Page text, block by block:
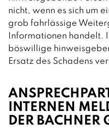
nicht, wenn es sich um
grob fahrlässige
Informationen handelt.
böswillige
Ersatz des Schadens
INTERNEN
DER BACHNER